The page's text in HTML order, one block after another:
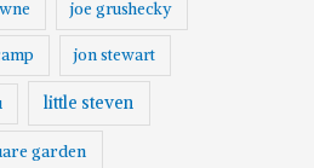
joe grushecky
jon stewart
little steven
garden